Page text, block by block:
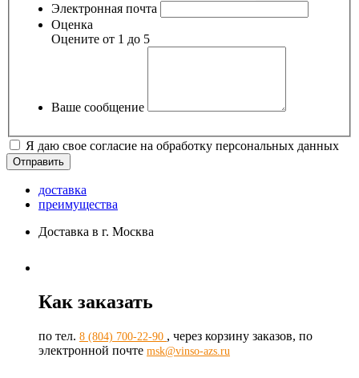
Электронная почта
Оценка
Оцените от 1 до 5
Ваше сообщение
Я даю свое согласие на обработку персональных данных
доставка
преимущества
Доставка в г. Москва
Как заказать
по тел. 8 (804) 700-22-90 , через корзину заказов, по
электронной почте msk@vinso-azs.ru